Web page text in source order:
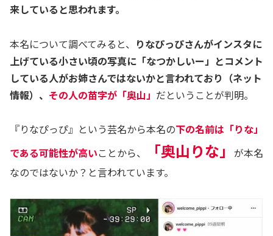
来していると思われます。
本名について調べてみると、 りなぴっぴさんがインスタに
上げている小さい頃の写真に「なつかしいー」とコメント
している人がお姉さんではないかと言われており（ネット
情報）、 その人の苗字が「奥山」 だということが判明。
『りなぴっぴ』という芸名から本名の下の名前は「りな」
である可能性が高いことから、 「奥山りな」
が本名
なのではないか？と言われています。